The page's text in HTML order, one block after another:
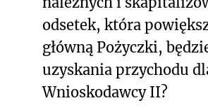
odsetek, która
główną Pożyczki,
uzyskania przychodu
Wnioskodawcy II?